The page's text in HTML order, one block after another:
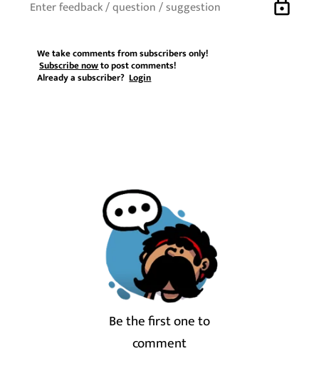
lock
We take comments from subscribers only!
Subscribe nowto post comments!
Already a subscriber?Login
Be the first one to
comment